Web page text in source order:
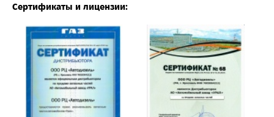
Сертификаты и лицензии: